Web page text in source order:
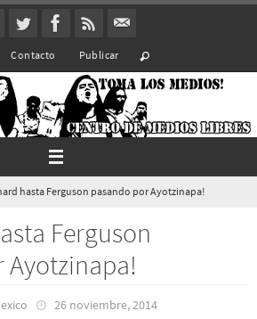
Contacto Publicar
hasta Ferguson pasando por Ayotzinapa!
Ferguson
Ayotzinapa!
26 noviembre, 2014